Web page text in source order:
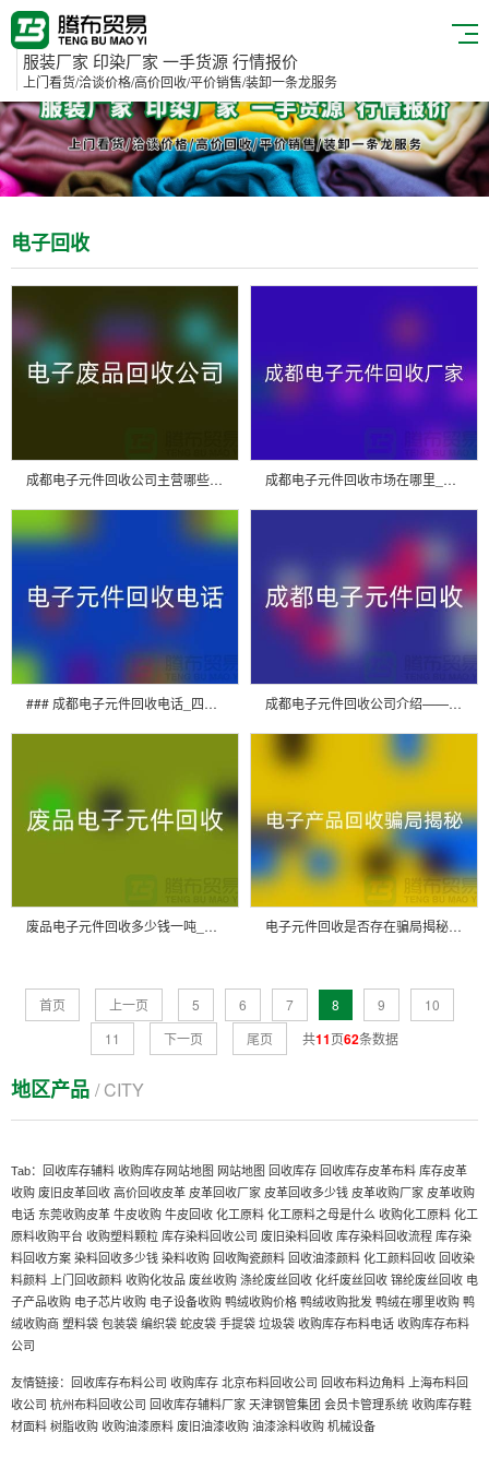
服装厂家 印染厂家 一手货源 行情报价
上门看货/洽谈价格/高价回收/平价销售/装卸一条龙服务
电子回收
成都电子元件回收公司主营哪些产品_成都电子废品回收公司 成都电子元件回收市场在哪里_成都电子设备回收公司
### 成都电子元件回收电话_四川电子设备回收平台 成都电子元件回收公司介绍——四川电子芯片回收厂家
废品电子元件回收多少钱一吨_上海电子芯片回收厂家 电子元件回收是否存在骗局揭秘_上海腾布贸易有限公司
首页 上一页 5 6 7 8 9
10
11
下一页 尾页 共11页62条数据
地区产品 / CITY
Tab： 回收库存辅料 收购库存网站地图 网站地图 回收库存 回收库存皮革布料 库存皮革
收购 废旧皮革回收 高价回收皮革 皮革回收厂家 皮革回收多少钱 皮革收购厂家 皮革收购
电话 东莞收购皮革 牛皮收购 牛皮回收 化工原料 化工原料之母是什么 收购化工原料 化工
原料收购平台 收购塑料颗粒 库存染料回收公司 废旧染料回收 库存染料回收流程 库存染
料回收方案 染料回收多少钱 染料收购 回收陶瓷颜料 回收油漆颜料 化工颜料回收 回收染
料颜料 上门回收颜料 收购化妆品 废丝收购 涤纶废丝回收 化纤废丝回收 锦纶废丝回收 电
子产品收购 电子芯片收购 电子设备收购 鸭绒收购价格 鸭绒收购批发 鸭绒在哪里收购 鸭
绒收购商 塑料袋 包装袋 编织袋 蛇皮袋 手提袋 垃圾袋 收购库存布料电话 收购库存布料
公司
友情链接： 回收库存布料公司 收购库存北京布料回收公司 回收布料边角料上海布料回
收公司 杭州布料回收公司 回收库存辅料厂家 天津钢管集团 会员卡管理系统收购库存鞋
材面料树脂收购收购油漆原料废旧油漆收购油漆涂料收购机械设备